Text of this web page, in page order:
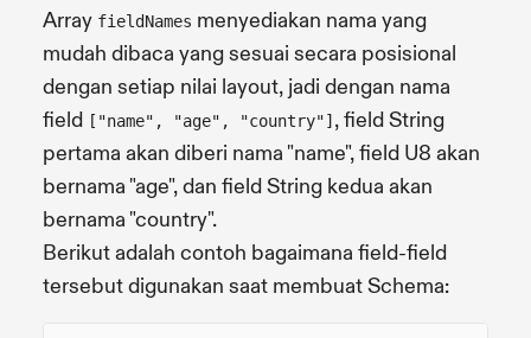
Array fieldNames menyediakan nama yang
mudah dibaca yang sesuai secara posisional
dengan setiap nilai layout, jadi dengan nama
field ["name", "age", "country"] , field String
pertama akan diberi nama "name", field U8 akan
bernama "age", dan field String kedua akan
bernama "country".
Berikut adalah contoh bagaimana field-field
tersebut digunakan saat membuat Schema: